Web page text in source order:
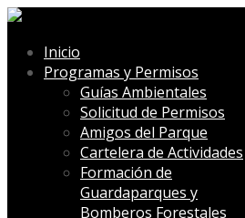
Inicio
Programas y Permisos
Guías Ambientales
Solicitud de Permisos
Amigos del Parque
Cartelera de Actividades
Formación de
Guardaparques y
Bomberos Forestales